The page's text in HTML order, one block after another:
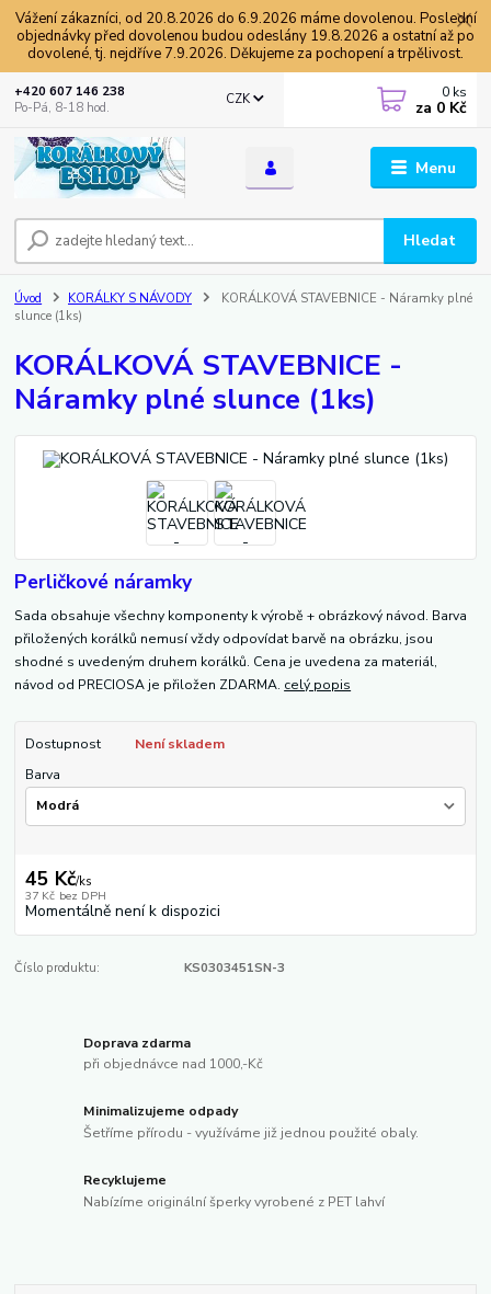
Vážení zákazníci, od 20.8.2026 do 6.9.2026 máme dovolenou. Poslední
objednávky před dovolenou budou odeslány 19.8.2026 a ostatní až po
dovolené, tj. nejdříve 7.9.2026. Děkujeme za pochopení a trpělivost.
Menu
CZK
Hledat
+420 607 146 238
Po-Pá, 8-18 hod.
0 ks
za 0 Kč
Úvod KORÁLKY S NÁVODY
KORÁLKOVÁ STAVEBNICE - Náramky plné
slunce (1ks)
KORÁLKOVÁ STAVEBNICE -
Náramky plné slunce (1ks)
Perličkové náramky
Sada obsahuje všechny komponenty k výrobě + obrázkový návod. Barva
přiložených korálků nemusí vždy odpovídat barvě na obrázku, jsou
shodné s uvedeným druhem korálků. Cena je uvedena za materiál,
návod od PRECIOSA je přiložen ZDARMA. celý popis
Dostupnost
Není skladem
Barva
45 Kč/ks
37 Kč bez DPH
Momentálně není k dispozici
Číslo produktu: KS0303451SN-3
Doprava zdarma
při objednávce nad 1000,-Kč
Minimalizujeme odpady
Šetříme přírodu - využíváme již jednou použité obaly.
Recyklujeme
Nabízíme originální šperky vyrobené z PET lahví